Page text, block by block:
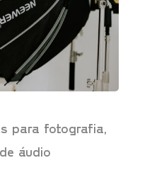
para fotografia,
áudio